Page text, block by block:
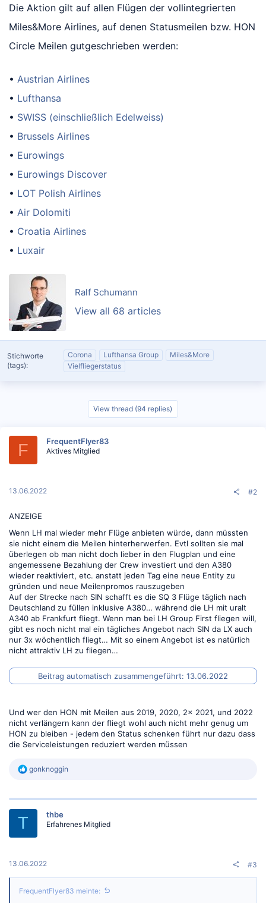
Die Aktion gilt auf allen Flügen der vollintegrierten
Miles&More Airlines, auf denen Statusmeilen bzw. HON
Circle Meilen gutgeschrieben werden:
• Austrian Airlines
• Lufthansa
• SWISS (einschließlich Edelweiss)
• Brussels Airlines
• Eurowings
• Eurowings Discover
• LOT Polish Airlines
• Air Dolomiti
• Croatia Airlines
• Luxair
Ralf Schumann
View all 68 articles
Stichworte
(tags):
Corona Lufthansa Group
Miles&More
Vielfliegerstatus
View thread (94 replies)
F FrequentFlyer83
Aktives Mitglied
13.06.2022 #2
ANZEIGE
Wenn LH mal wieder mehr Flüge anbieten würde, dann müssten
sie nicht einem die Meilen hinterherwerfen. Evtl sollten sie mal
überlegen ob man nicht doch lieber in den Flugplan und eine
angemessene Bezahlung der Crew investiert und den A380
wieder reaktiviert, etc. anstatt jeden Tag eine neue Entity zu
gründen und neue Meilenpromos rauszugeben
Auf der Strecke nach SIN schafft es die SQ 3 Flüge täglich nach
Deutschland zu füllen inklusive A380… während die LH mit uralt
A340 ab Frankfurt fliegt. Wenn man bei LH Group First fliegen will,
gibt es noch nicht mal ein tägliches Angebot nach SIN da LX auch
nur 3x wöchentlich fliegt… Mit so einem Angebot ist es natürlich
nicht attraktiv LH zu fliegen…
Beitrag automatisch zusammengeführt: 13.06.2022
Und wer den HON mit Meilen aus 2019, 2020, 2x 2021, und 2022
nicht verlängern kann der fliegt wohl auch nicht mehr genug um
HON zu bleiben - jedem den Status schenken führt nur dazu dass
die Serviceleistungen reduziert werden müssen
R
k
:
gonknoggin
T thbe
Erfahrenes Mitglied
13.06.2022 #3
FrequentFlyer83 meinte: